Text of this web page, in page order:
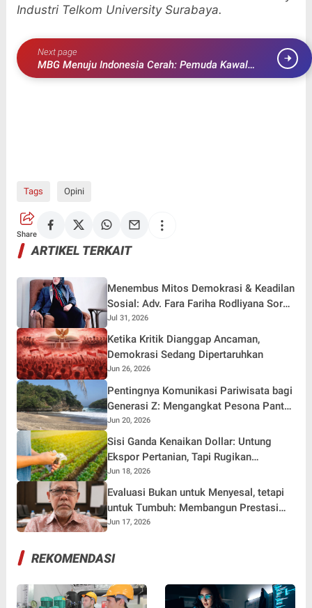
Industri Telkom University Surabaya.
Next page
MBG Menuju Indonesia Cerah: Pemuda Kawal
Kebijakan Pemerintah demi Masa Depan Bangsa
Tags Opini
Share
ARTIKEL TERKAIT
Menembus Mitos Demokrasi & Keadilan
Sosial: Adv. Fara Fariha Rodliyana Soroti
Distorsi Simpati Publik dan Aksi Main
Hakim Sendiri
Jul 31, 2026
Ketika Kritik Dianggap Ancaman,
Demokrasi Sedang Dipertaruhkan
Jun 26, 2026
Pentingnya Komunikasi Pariwisata bagi
Generasi Z: Mengangkat Pesona Pantai
Ungapan Malang Selatan di Era Digital
Jun 20, 2026
Sisi Ganda Kenaikan Dollar: Untung
Ekspor Pertanian, Tapi Rugikan
Ketergantungan Impor Bahan Baku
Jun 18, 2026
Evaluasi Bukan untuk Menyesal, tetapi
untuk Tumbuh: Membangun Prestasi
Olahraga melalui Budaya Evaluasi di
Jun 17, 2026
REKOMENDASI